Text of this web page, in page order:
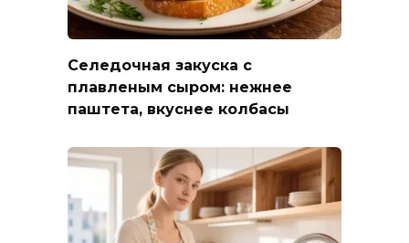
Селедочная закуска с
плавленым сыром: нежнее
паштета, вкуснее колбасы